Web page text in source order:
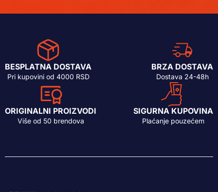
BESPLATNA DOSTAVA
Pri kupovini od 4000 RSD
BRZA DOSTAVA
Dostava 24-48h
ORIGINALNI PROIZVODI
Više od 50 brendova
SIGURNA KUPOVINA
Plaćanje pouzećem